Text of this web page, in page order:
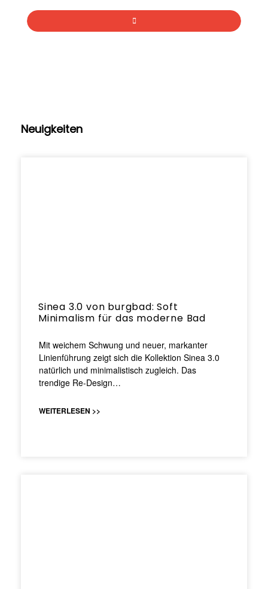
Neuigkeiten
Sinea 3.0 von burgbad: Soft
Minimalism für das moderne Bad
Mit weichem Schwung und neuer, markanter
Linienführung zeigt sich die Kollektion Sinea 3.0
natürlich und minimalistisch zugleich. Das
trendige Re-Design…
WEITERLESEN >>